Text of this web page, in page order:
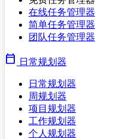
在线任务管理器
简单任务管理器
团队任务管理器
calendar_today 日常规划器
日常规划器
周规划器
项目规划器
工作规划器
个人规划器